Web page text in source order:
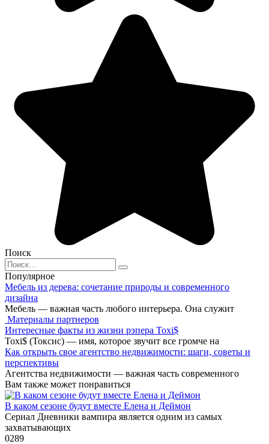
Поиск
Search
for:
Популярное
Мебель из дерева: сочетание природы и современного
дизайна
Мебель — важная часть любого интерьера. Она служит
Материалы партнеров
Интересные факты из жизни рэпера Toxi$
Toxi$ (Токсис) — имя, которое звучит все громче на
Как открыть свое агентство недвижимости: шаги, советы и
перспективы
Агентства недвижимости — важная часть современного
Вам также может понравиться
В каком сезоне будут вместе Елена и Деймон
Сериал Дневники вампира является одним из самых
захватывающих
0289